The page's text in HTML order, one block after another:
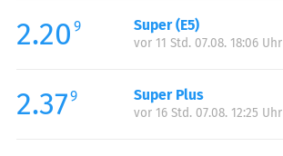
2.20 9 Super (E5)
vor 11 Std. 07.08. 18:06 Uhr
2.379 Super Plus
vor 16 Std. 07.08. 12:25 Uhr